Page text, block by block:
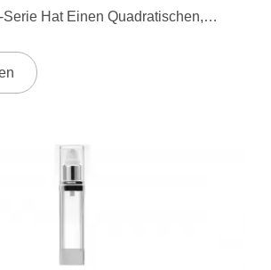
Hat Einen Quadratischen,
Im Eis-Design Kombiniert